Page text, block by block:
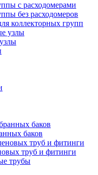
с расходомерами
без расходомеров
коллекторных групп
баков
труб и фитинги
трубы